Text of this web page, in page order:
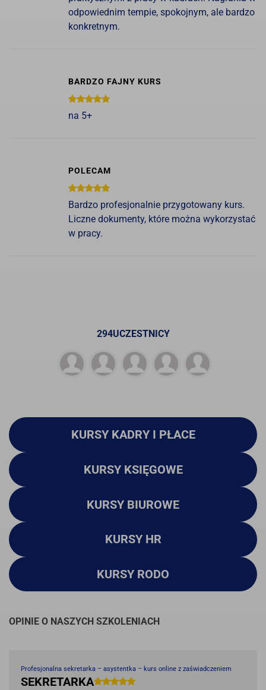
odpowiednim tempie, spokojnym, ale bardzo
konkretnym.
BARDZO FAJNY KURS
na 5+
POLECAM
Bardzo profesjonalnie przygotowany kurs.
Liczne dokumenty, które można wykorzystać
w pracy.
294UCZESTNICY
KURSY KADRY I PŁACE
KURSY KSIĘGOWE
KURSY BIUROWE
KURSY HR
KURSY RODO
OPINIE O NASZYCH SZKOLENIACH
Profesjonalna sekretarka – asystentka – kurs online z zaświadczeniem
SEKRETARKA